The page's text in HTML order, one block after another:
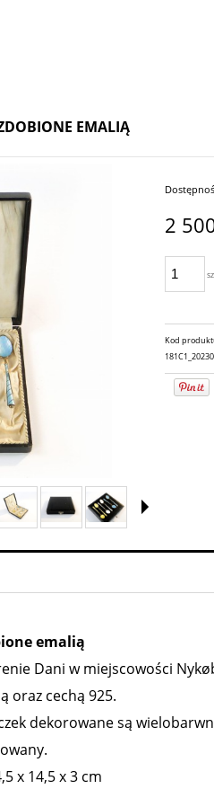
EMALIĄ
2
Kod
emalią
Dani w miejscowości
oraz cechą 925.
dekorowane są
x 14,5 x 3 cm